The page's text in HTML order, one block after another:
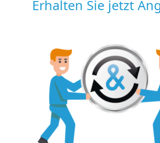
Erhalten Sie jetzt